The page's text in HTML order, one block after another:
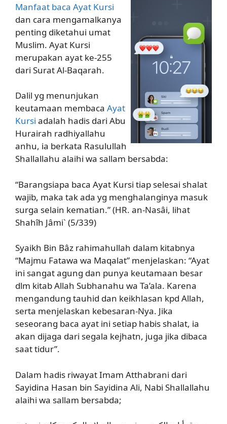
Manfaat baca Ayat Kursi
dan cara mengamalkanya
penting diketahui umat
Muslim. Ayat Kursi
merupakan ayat ke-255
dari Surat Al-Baqarah.
Dalil yg menunjukan
keutamaan membaca Ayat
Kursi adalah hadis dari Abu
Hurairah radhiyallahu
anhu, ia berkata Rasulullah
Shallallahu alaihi wa sallam bersabda:
“Barangsiapa baca Ayat Kursi tiap selesai shalat
wajib, maka tak ada yg menghalanginya masuk
surga selain kematian.” (HR. an-Nasâi, lihat
Shahîh Jâmi` (5/339)
Syaikh Bin Bâz rahimahullah dalam kitabnya
“Majmu Fatawa wa Maqalat” menjelaskan: “Ayat
ini sangat agung dan punya keutamaan besar
dlm kitab Allah Subhanahu wa Ta’ala. Karena
mengandung tauhid dan keikhlasan kpd Allah,
serta menjelaskan kebesaran-Nya. Jika
seseorang baca ayat ini setiap habis shalat, ia
akan dijaga dari segala kejhatn, juga jika dibaca
saat tidur”.
Dalam hadis riwayat Imam Atthabrani dari
Sayidina Hasan bin Sayidina Ali, Nabi Shallallahu
alaihi wa sallam bersabda;